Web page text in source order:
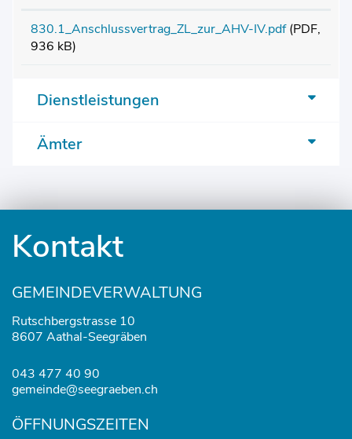
830.1_Anschlussvertrag_ZL_zur_AHV-IV.pdf (PDF,
936 kB)
Dienstleistungen
Ämter
Kontakt
GEMEINDEVERWALTUNG
Rutschbergstrasse 10
8607 Aathal-Seegräben
043 477 40 90
gemeinde@seegraeben.ch
ÖFFNUNGSZEITEN